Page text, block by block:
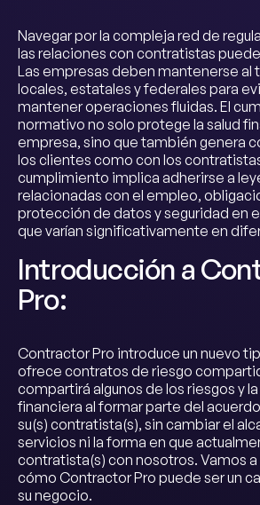
Navegar por la compleja red de
las relaciones con contratistas
Las empresas deben mantenerse al
locales, estatales y federales para
mantener operaciones fluidas. El
normativo no solo protege la salud
empresa, sino que también genera
los clientes como con los
cumplimiento implica adherirse a
relacionadas con el empleo,
protección de datos y seguridad en
que varían significativamente en
Introducción a
Pro:
Contractor Pro introduce un nuevo
ofrece contratos de riesgo
compartirá algunos de los riesgos y
financiera al formar parte del
su(s) contratista(s), sin cambiar el
servicios ni la forma en que
contratista(s) con nosotros. Vamos
cómo Contractor Pro puede ser un
su negocio.